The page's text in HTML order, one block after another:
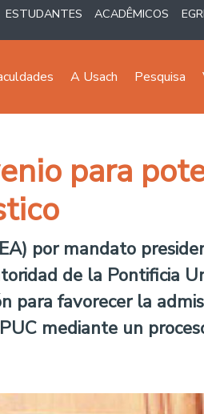
ESTUDANTES ACADÊMICOS
A Usach Pesquisa
para
por mandato
de la Pontificia
para favorecer la
mediante un